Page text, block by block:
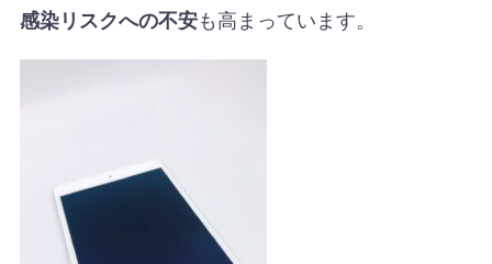
感染リスクへの不安も高まっています。